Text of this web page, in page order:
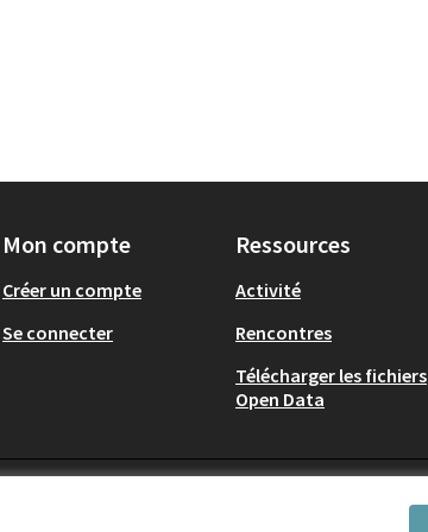
Mon compte
Créer un compte
Se connecter
Ressources
Activité
Rencontres
Télécharger les fichiers
Open Data